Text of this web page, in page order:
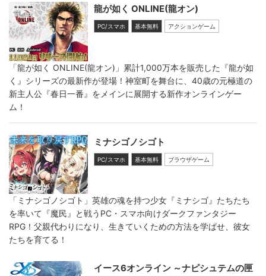
龍が如く ONLINE(龍オン)
PC/スマホ 基本無料 アクションゲーム
「龍が如く ONLINE(龍オン)」累計1,000万本を販売した『龍が如
く』シリーズの最新作が登場！神室町を舞台に、40歳の元極道の
新主人公『春日一番』をメインに展開する新作オンラインゲー
ム！
ミナシゴノシゴト
PC/スマホ 基本無料 ブラウザゲーム
「ミナシゴノシゴト」英雄の魂を持つ少女『ミナシゴ』たちたち
を率いて『魔民』と戦うPC・スマホ向けダークファンタジー
RPG！父親代わりになり、生きていくための方法を学ばせ、彼女
たちを育てる！
イース6オンライン ～ナピシュテムの匣